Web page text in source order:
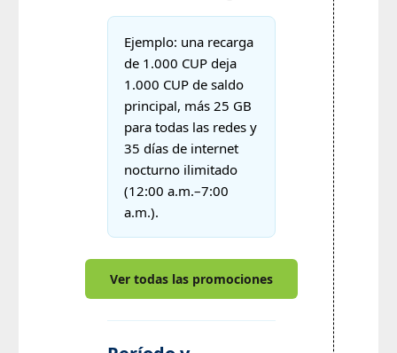
Ejemplo: una recarga
de 1.000 CUP deja
1.000 CUP de saldo
principal, más 25 GB
para todas las redes y
35 días de internet
nocturno ilimitado
(12:00 a.m.–7:00
a.m.).
Ver todas las promociones